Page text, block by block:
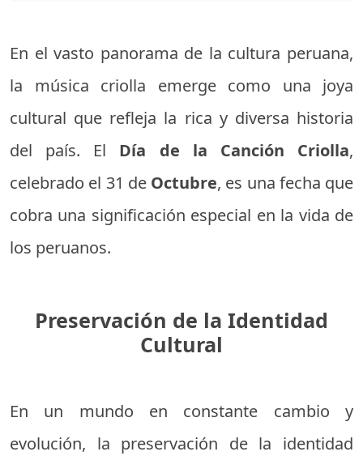
En el vasto panorama de la cultura peruana,
la música criolla emerge como una joya
cultural que refleja la rica y diversa historia
del país. El Día de la Canción Criolla,
celebrado el 31 de Octubre, es una fecha que
cobra una significación especial en la vida de
los peruanos.
Preservación de la Identidad
Cultural
En un mundo en constante cambio y
evolución, la preservación de la identidad